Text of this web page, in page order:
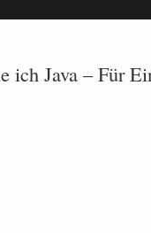
ich Java – Für